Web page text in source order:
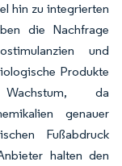
hin zu integrierten
die Nachfrage
und
Produkte
da
genauer
Fußabdruck
halten den